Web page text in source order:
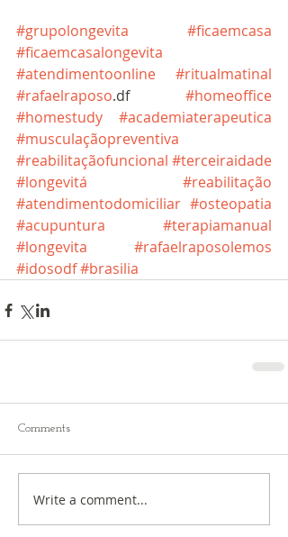
#grupolongevita
#ficaemcasa
#ficaemcasalongevita
#atendimentoonline
#ritualmatinal
#rafaelraposo.df #homeoffice
#homestudy
#academiaterapeutica
#musculaçãopreventiva
#reabilitaçãofuncional #terceiraidade
#longevitá
#reabilitação
#atendimentodomiciliar #osteopatia
#acupuntura
#terapiamanual
#longevita
#rafaelraposolemos
#idosodf#brasilia
Comments
Write a comment...